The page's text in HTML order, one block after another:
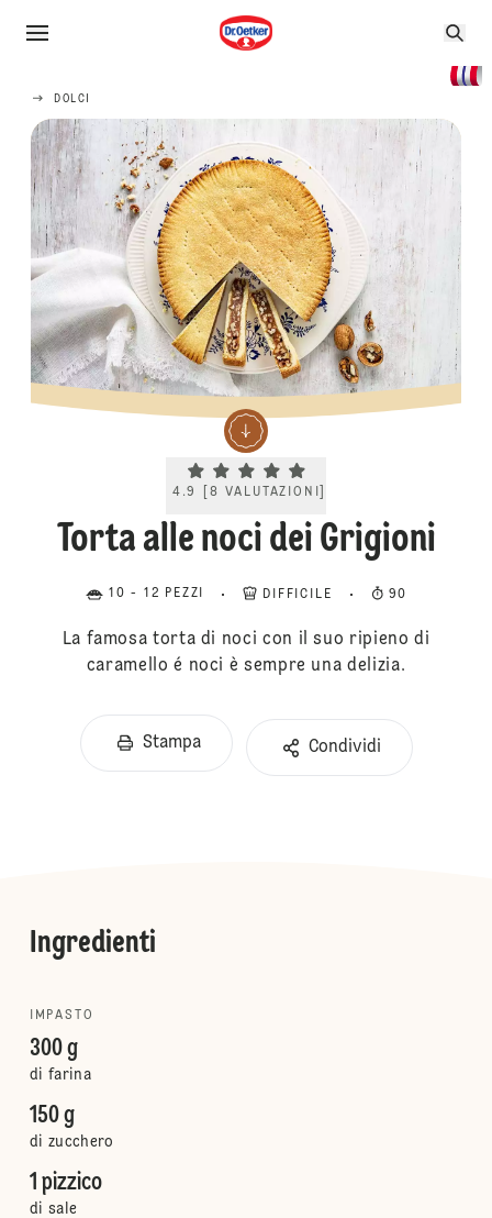
DOLCI
Current rating 4.9. Click to rate.
4.9 8 VALUTAZIONI
Torta alle noci dei Grigioni
10 - 12 PEZZI DIFFICILE 90
La famosa torta di noci con il suo ripieno di
caramello é noci è sempre una delizia.
Stampa Condividi
Ingredienti
IMPASTO
300 g
di farina
150 g
di zucchero
1 pizzico
di sale